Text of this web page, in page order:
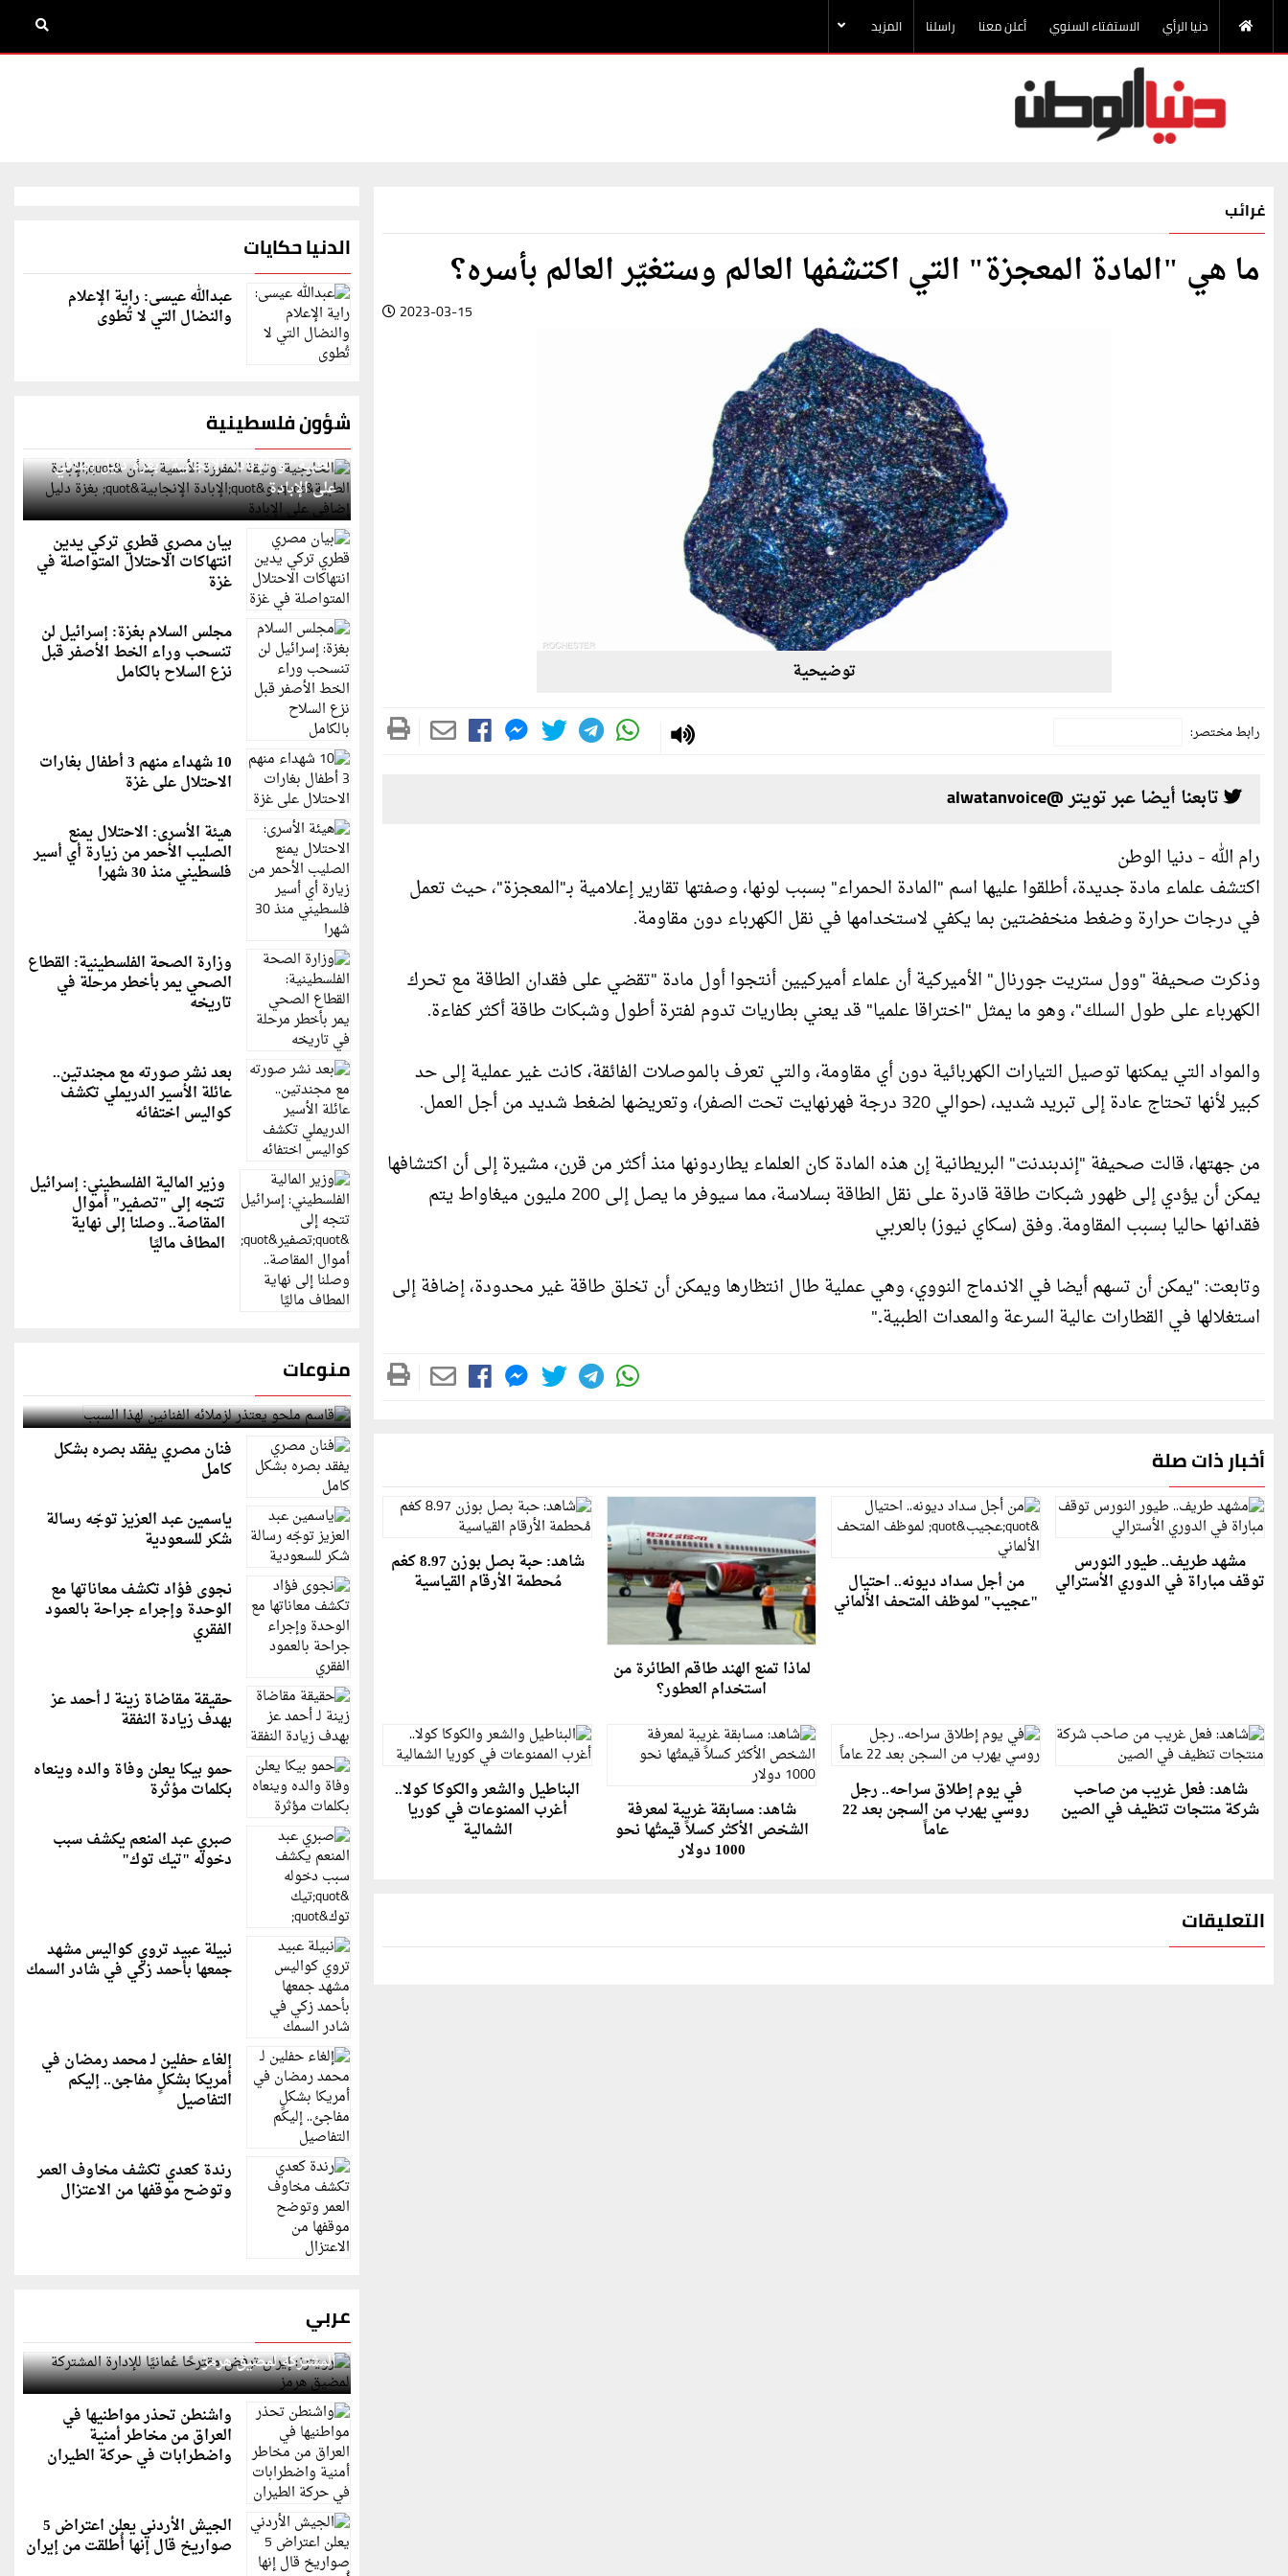
دنيا الرأي الاستفتاء السنوي أعلن معنا راسلنا المزيد
غرائب
ما هي "المادة المعجزة" التي اكتشفها العالم وستغيّر العالم بأسره؟
2023-03-15
توضيحية
رابط مختصر:
تابعنا أيضا عبر تويتر @alwatanvoice
رام الله - دنيا الوطن
اكتشف علماء مادة جديدة، أطلقوا عليها اسم "المادة الحمراء" بسبب لونها، وصفتها تقارير إعلامية بـ"المعجزة"، حيث تعمل
في درجات حرارة وضغط منخفضتين بما يكفي لاستخدامها في نقل الكهرباء دون مقاومة.
وذكرت صحيفة "وول ستريت جورنال" الأميركية أن علماء أميركيين أنتجوا أول مادة "تقضي على فقدان الطاقة مع تحرك
الكهرباء على طول السلك"، وهو ما يمثل "اختراقا علميا" قد يعني بطاريات تدوم لفترة أطول وشبكات طاقة أكثر كفاءة.
والمواد التي يمكنها توصيل التيارات الكهربائية دون أي مقاومة، والتي تعرف بالموصلات الفائقة، كانت غير عملية إلى حد
كبير لأنها تحتاج عادة إلى تبريد شديد، (حوالي 320 درجة فهرنهايت تحت الصفر)، وتعريضها لضغط شديد من أجل العمل.
من جهتها، قالت صحيفة "إندبندنت" البريطانية إن هذه المادة كان العلماء يطاردونها منذ أكثر من قرن، مشيرة إلى أن اكتشافها
يمكن أن يؤدي إلى ظهور شبكات طاقة قادرة على نقل الطاقة بسلاسة، مما سيوفر ما يصل إلى 200 مليون ميغاواط يتم
فقدانها حاليا بسبب المقاومة. وفق (سكاي نيوز) بالعربي
وتابعت: "يمكن أن تسهم أيضا في الاندماج النووي، وهي عملية طال انتظارها ويمكن أن تخلق طاقة غير محدودة، إضافة إلى
استغلالها في القطارات عالية السرعة والمعدات الطبية.."
أخبار ذات صلة
مشهد طريف.. طيور النورس
توقف مباراة في الدوري الأسترالي من أجل سداد ديونه.. احتيال
"عجيب" لموظف المتحف الألماني
لماذا تمنع الهند طاقم الطائرة من
استخدام العطور؟
شاهد: حبة بصل بوزن 8.97 كغم
مُحطمة الأرقام القياسية
شاهد: فعل غريب من صاحب
شركة منتجات تنظيف في الصين
في يوم إطلاق سراحه.. رجل
روسي يهرب من السجن بعد 22
عاماً
شاهد: مسابقة غريبة لمعرفة
الشخص الأكثر كسلاً قيمتُها نحو
1000 دولار
البناطيل والشعر والكوكا كولا..
أغرب الممنوعات في كوريا
الشمالية
التعليقات
الدنيا حكايات
عبدالله عيسى: راية الإعلام
والنضال التي لا تُطوى
شؤون فلسطينية
الخارجية: وثيقة المقررة الأممية بشأن "الإبادة
الطبية" و"الإبادة الإنجابية" بغزة دليل إضافي
على الإبادة
بيان مصري قطري تركي يدين
انتهاكات الاحتلال المتواصلة في
غزة
مجلس السلام بغزة: إسرائيل لن
تنسحب وراء الخط الأصفر قبل
نزع السلاح بالكامل
10 شهداء منهم 3 أطفال بغارات
الاحتلال على غزة
هيئة الأسرى: الاحتلال يمنع
الصليب الأحمر من زيارة أي أسير
فلسطيني منذ 30 شهرا
وزارة الصحة الفلسطينية: القطاع
الصحي يمر بأخطر مرحلة في
تاريخه
بعد نشر صورته مع مجندتين..
عائلة الأسير الدريملي تكشف
كواليس اختفائه
وزير المالية الفلسطيني: إسرائيل
تتجه إلى "تصفير" أموال
المقاصة.. وصلنا إلى نهاية
المطاف ماليًا
منوعات
قاسم ملحو يعتذر لزملائه الفنانين لهذا السبب
فنان مصري يفقد بصره بشكل
كامل
ياسمين عبد العزيز توجّه رسالة
شكر للسعودية
نجوى فؤاد تكشف معاناتها مع
الوحدة وإجراء جراحة بالعمود
الفقري
حقيقة مقاضاة زينة لـ أحمد عز
بهدف زيادة النفقة
حمو بيكا يعلن وفاة والده وينعاه
بكلمات مؤثرة
صبري عبد المنعم يكشف سبب
دخوله "تيك توك"
نبيلة عبيد تروي كواليس مشهد
جمعها بأحمد زكي في شادر السمك
إلغاء حفلين لـ محمد رمضان في
أمريكا بشكلٍ مفاجئ.. إليكم
التفاصيل
رندة كعدي تكشف مخاوف العمر
وتوضح موقفها من الاعتزال
عربي
رويترز: إيران ترفض مقترحًا عُمانيًا للإدارة
المشتركة لمضيق هرمز
واشنطن تحذر مواطنيها في
العراق من مخاطر أمنية
واضطرابات في حركة الطيران
الجيش الأردني يعلن اعتراض 5
صواريخ قال إنها أُطلقت من إيران